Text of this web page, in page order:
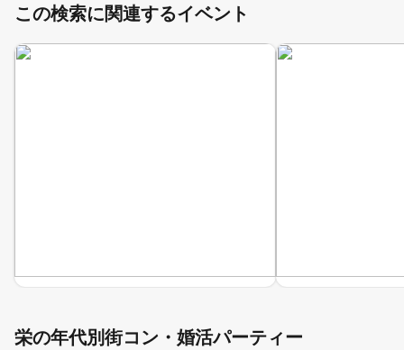
この検索に関連するイベント
栄の年代別街コン・婚活パーティー